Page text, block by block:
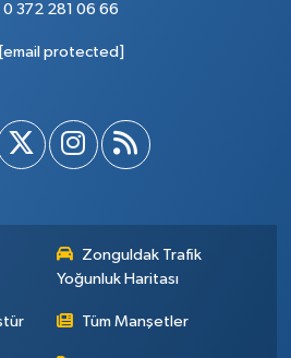
0 372 281 06 66
[email protected]
Zonguldak Trafik
Yoğunluk Haritası
Tüm Manşetler